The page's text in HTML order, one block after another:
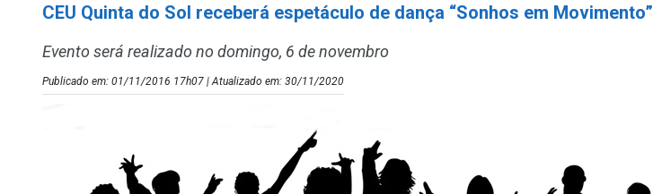
CEU Quinta do Sol receberá espetáculo de dança “Sonhos em Movimento”
Evento será realizado no domingo, 6 de novembro
Publicado em: 01/11/2016 17h07 | Atualizado em: 30/11/2020